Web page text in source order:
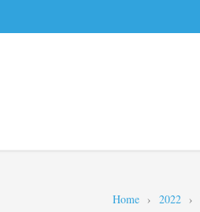
Home › 2022 ›